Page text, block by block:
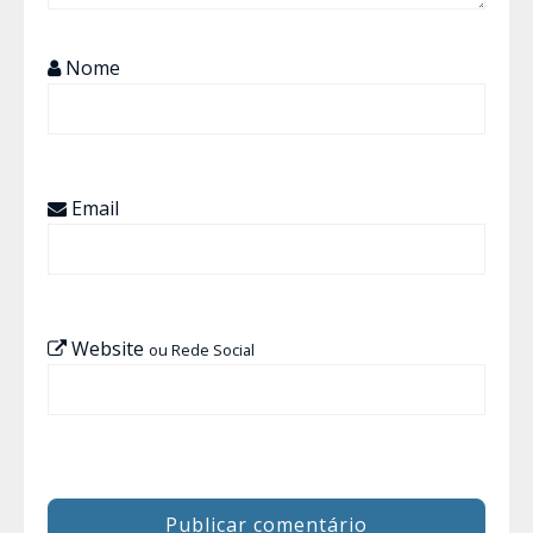
Nome
Email
Website ou Rede Social